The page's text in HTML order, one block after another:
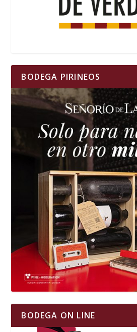
BODEGA PIRINEOS
BODEGA ON LINE